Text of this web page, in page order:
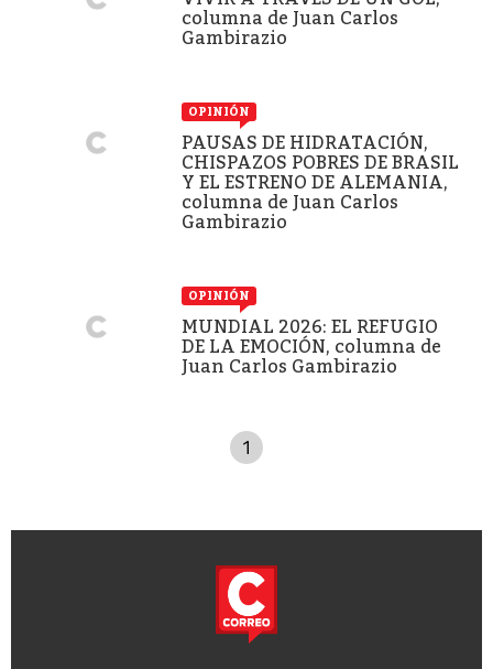
columna de Juan Carlos
Gambirazio
OPINIÓN
PAUSAS DE HIDRATACIÓN,
CHISPAZOS POBRES DE BRASIL
Y EL ESTRENO DE ALEMANIA,
columna de Juan Carlos
Gambirazio
OPINIÓN
MUNDIAL 2026: EL REFUGIO
DE LA EMOCIÓN, columna de
Juan Carlos Gambirazio
1